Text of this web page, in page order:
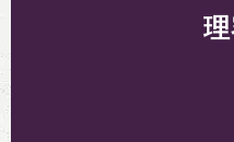
ウンジャーと心地よ
ラクゼーションと若